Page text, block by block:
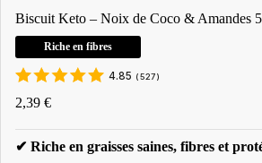
Biscuit Keto – Noix de Coco & Amandes
Riche en fibres
4.85 ( 527)
2,39 €
✔ Riche en graisses saines, fibres et